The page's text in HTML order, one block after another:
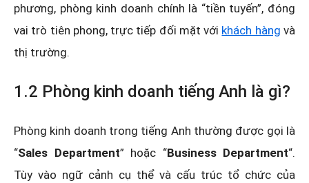
phương, phòng kinh doanh chính là “tiền tuyến”, đóng
vai trò tiên phong, trực tiếp đối mặt với khách hàng và
thị trường.
1.2 Phòng kinh doanh tiếng Anh là gì?
Phòng kinh doanh trong tiếng Anh thường được gọi là
“Sales Department” hoặc “Business Department“.
Tùy vào ngữ cảnh cụ thể và cấu trúc tổ chức của